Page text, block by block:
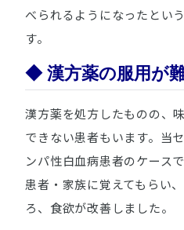
べられるようになったとい
す。
◆ 漢方薬の服用が
漢方薬を処方したものの、
できない患者もいます。当
ンパ性白血病患者のケース
患者・家族に覚えてもらい
ろ、食欲が改善しました。